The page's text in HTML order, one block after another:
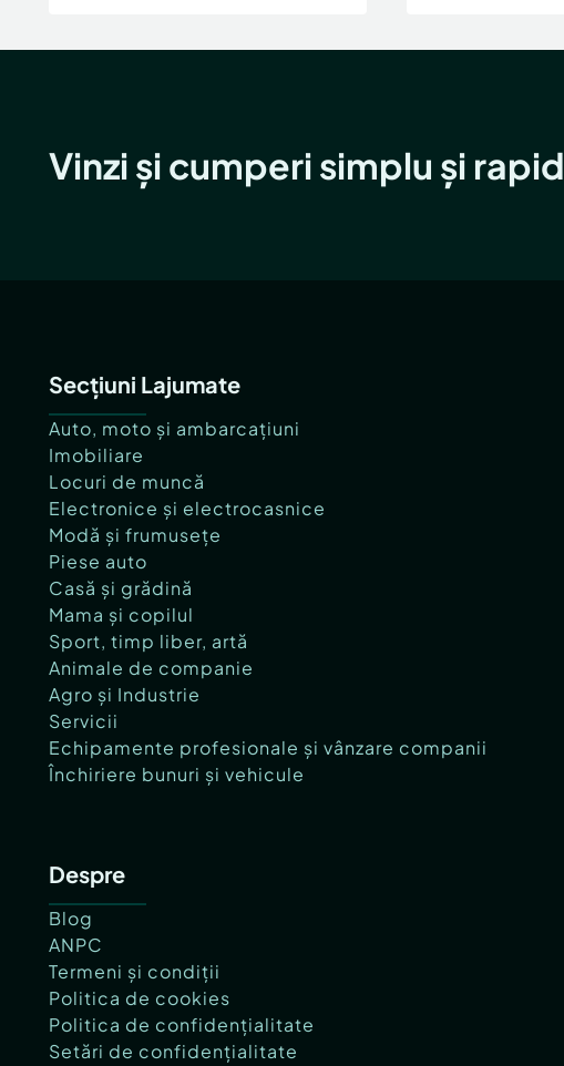
Vinzi și cumperi simplu și rapid
Secțiuni Lajumate
Auto, moto și ambarcațiuni
Imobiliare
Locuri de muncă
Electronice și electrocasnice
Modă și frumusețe
Piese auto
Casă și grădină
Mama și copilul
Sport, timp liber, artă
Animale de companie
Agro și Industrie
Servicii
Echipamente profesionale și vânzare companii
Închiriere bunuri și vehicule
Despre
Blog
ANPC
Termeni și condiții
Politica de cookies
Politica de confidențialitate
Setări de confidențialitate